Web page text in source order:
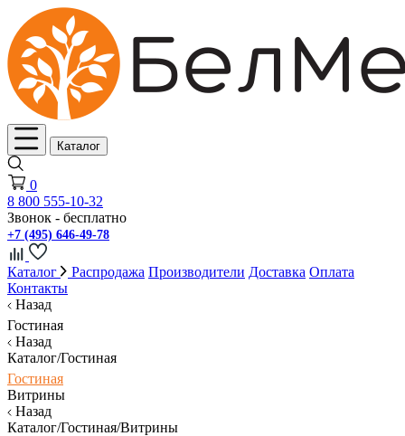
Каталог
0
8 800 555-10-32
Звонок - бесплатно
+7 (495) 646-49-78
Каталог Распродажа Производители Доставка Оплата
Контакты
Назад
Гостиная
Назад
Каталог/Гостиная
Гостиная
Витрины
Назад
Каталог/Гостиная/Витрины